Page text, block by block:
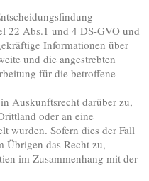
22 Abs.1 und 4 DS-GVO und
Informationen über
und die angestrebten
für die betroffene
Auskunftsrecht darüber zu,
oder an eine
wurden. Sofern dies der Fall
Übrigen das Recht zu,
im Zusammenhang mit der